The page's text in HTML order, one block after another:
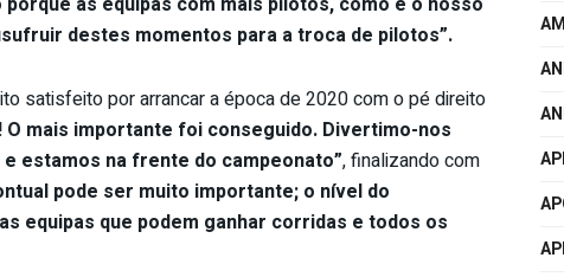
destes momentos para a troca de pilotos”.
satisfeito por arrancar a época de 2020 com o pé direito
mais importante foi conseguido. Divertimo-nos
estamos na frente do campeonato”, finalizando com
pode ser muito importante; o nível do
equipas que podem ganhar corridas e todos os